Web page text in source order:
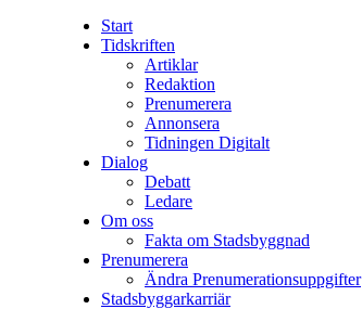
Start
Tidskriften
Artiklar
Redaktion
Prenumerera
Annonsera
Tidningen Digitalt
Dialog
Debatt
Ledare
Om oss
Fakta om Stadsbyggnad
Prenumerera
Ändra Prenumerationsuppgifter
Stadsbyggarkarriär